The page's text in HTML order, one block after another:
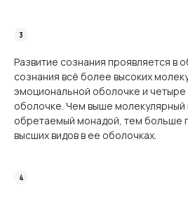
Развитие сознания проявляется в
сознания всё более высоких
эмоциональной оболочке и четыре
оболочке. Чем выше молекулярный
обретаемый монадой, тем больше
высших видов в ее оболочках.